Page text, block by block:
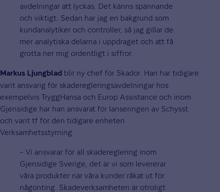
avdelningar att lyckas. Det känns spännande
och viktigt. Sedan har jag en bakgrund som
kundanalytiker och controller, så jag gillar de
mer analytiska delarna i uppdraget och att få
grotta ner mig ordentligt i siffror.
Markus Ljungblad blir ny chef för Skador. Han har tidigare
varit ansvarig för skaderegleringsavdelningar hos
exempelvis TryggHansa och Europ Assistance och inom
Gjensidige har han ansvarat för lanseringen av Schysst
och varit tf för den tidigare enheten
Verksamhetsstyrning.
– Vi ansvarar för all skadereglering inom
Gjensidige Sverige, det är vi som levererar
våra produkter när våra kunder råkat ut för
någonting. Skadeverksamheten är otroligt